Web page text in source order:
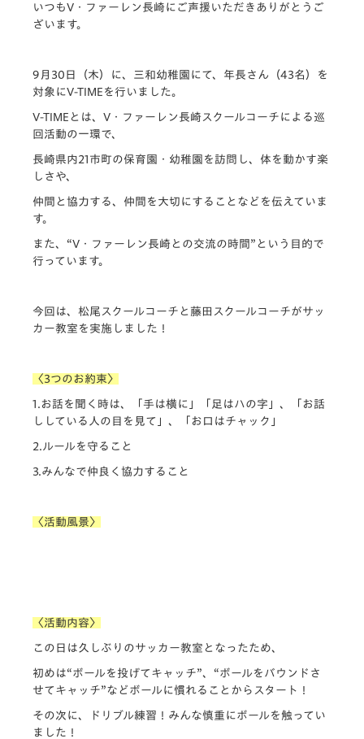
いつもV・ファーレン長崎にご声援いただきありがとうご
ざいます。
9月30日（木）に、三和幼稚園にて、年長さん（43名）を
対象にV-TIMEを行いました。
V-TIMEとは、V・ファーレン長崎スクールコーチによる巡
回活動の一環で、
長崎県内21市町の保育園・幼稚園を訪問し、体を動かす楽
しさや、
仲間と協力する、仲間を大切にすることなどを伝えていま
す。
また、“V・ファーレン長崎との交流の時間”という目的で
行っています。
今回は、松尾スクールコーチと藤田スクールコーチがサッ
カー教室を実施しました！
〈3つのお約束〉
1.お話を聞く時は、「手は横に」「足はハの字」、「お話
ししている人の目を見て」、「お口はチャック」
2.ルールを守ること
3.みんなで仲良く協力すること
〈活動風景〉
〈活動内容〉
この日は久しぶりのサッカー教室となったため、
初めは“ボールを投げてキャッチ”、“ボールをバウンドさ
せてキャッチ”などボールに慣れることからスタート！
その次に、ドリブル練習！みんな慎重にボールを触ってい
ました！